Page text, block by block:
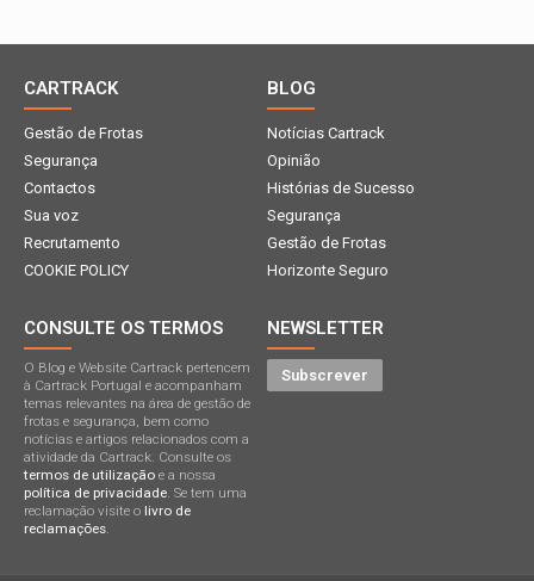
CARTRACK
Gestão de Frotas
Segurança
Contactos
Sua voz
Recrutamento
COOKIE POLICY
BLOG
Notícias Cartrack
Opinião
Histórias de Sucesso
Segurança
Gestão de Frotas
Horizonte Seguro
NEWSLETTER
Subscrever
CONSULTE OS TERMOS
O Blog e Website Cartrack pertencem
à Cartrack Portugal e acompanham
temas relevantes na área de gestão de
frotas e segurança, bem como
notícias e artigos relacionados com a
atividade da Cartrack. Consulte os
termos de utilização e a nossa
política de privacidade . Se tem uma
reclamação visite o livro de
reclamações